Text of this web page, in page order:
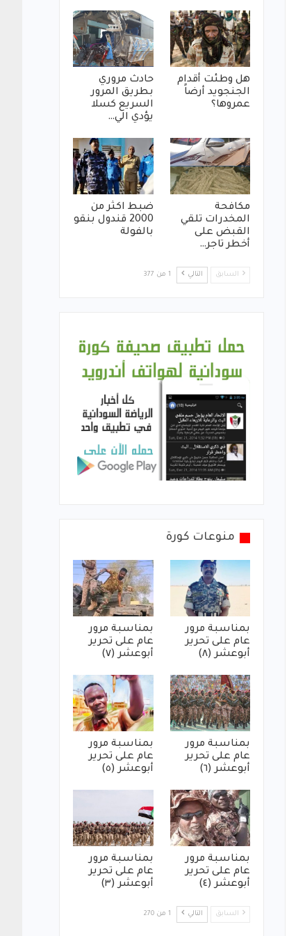
هل وطئت أقدام
الجنجويد أرضاً
عمروها؟
حادث مروري
بطريق المرور
السريع كسلا
يؤدي الي…
مكافحة
المخدرات تلقي
القبض على
أخطر تاجر…
ضبط اكثر من
2000 قندول بنقو
بالفولة
السابق التالي 1 من 377
منوعات كورة
بمناسبة مرور
عام على تحرير
أبوعشر (٨)
بمناسبة مرور
عام على تحرير
أبوعشر (٧)
بمناسبة مرور
عام على تحرير
أبوعشر (٦)
بمناسبة مرور
عام على تحرير
أبوعشر (٥)
بمناسبة مرور
عام على تحرير
أبوعشر (٤)
بمناسبة مرور
عام على تحرير
أبوعشر (٣)
السابق التالي 1 من 270